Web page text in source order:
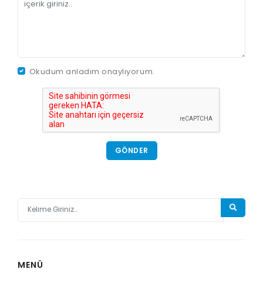
Okudum anladım onaylıyorum.
GÖNDER
MENÜ